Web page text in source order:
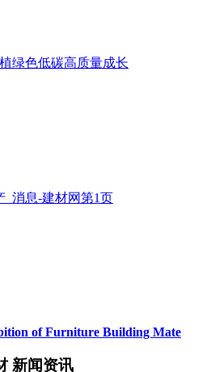
绿色低碳高质量成长
_消息-建材网第1页
of Furniture Building Mate
新闻资讯